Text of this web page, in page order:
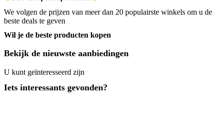
We volgen de prijzen van meer dan 20 populairste winkels om u de
beste deals te geven
Wil je de beste producten kopen
Bekijk de nieuwste aanbiedingen
U kunt geïnteresseerd zijn
Iets interessants gevonden?